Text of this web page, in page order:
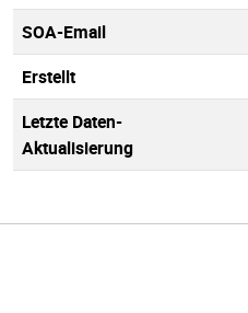
SOA-Email
Erstellt
Letzte Daten-
Aktualisierung